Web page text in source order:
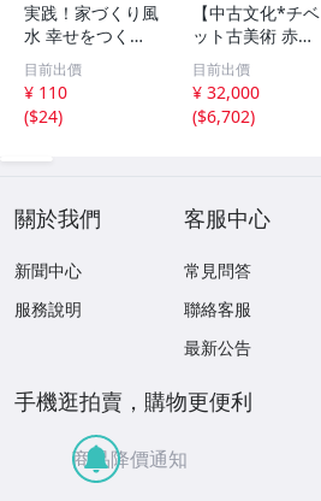
実践！家づくり風
水 幸せをつくる
家とインテリア/
浅野八郎(著者)
目前出價
¥ 110
($24)
【中古文化*チベ
ット古美術 赤縞
天眼瑪瑙丸珠 天
地天珠組み合わせ
ブレスレット 縞
瑪瑙 古玩 アンテ
目前出價
¥ 32,000
($6,702)
關於我們
新聞中心
服務說明
客服中心
常見問答
聯絡客服
最新公告
手機逛拍賣，購物更便利
商品降價通知